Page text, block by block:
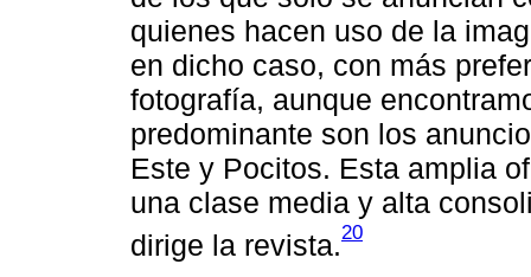
quienes hacen uso de la
en dicho caso, con más
fotografía, aunque
predominante son los
Este y Pocitos. Esta amplia
una clase media y alta
dirige la revista.20